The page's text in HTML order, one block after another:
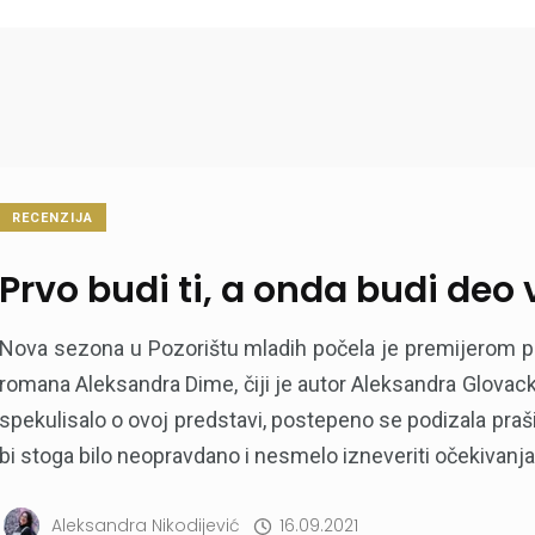
RECENZIJA
Prvo budi ti, a onda budi deo
Nova sezona u Pozorištu mladih počela je premijerom
romana Aleksandra Dime, čiji je autor Aleksandra
spekulisalo o ovoj predstavi, postepeno se podizala
bi stoga bilo neopravdano i nesmelo izneveriti
Aleksandra Nikodijević 16.09.2021